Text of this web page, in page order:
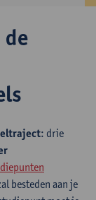
de
: drie
besteden aan je